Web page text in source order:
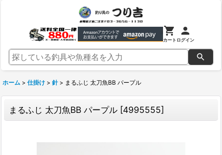
カートログイン
ホーム > 仕掛け > 針 > まるふじ 太刀魚BB パープル
まるふじ 太刀魚BB パープル [4995555]